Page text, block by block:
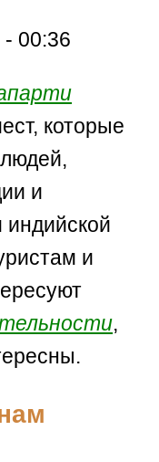
- 00:36
которые
и
и
,